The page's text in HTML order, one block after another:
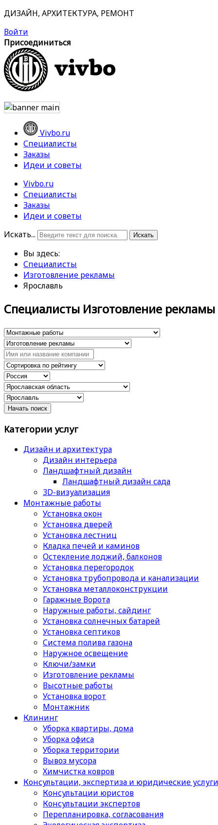
ДИЗАЙН, АРХИТЕКТУРА, РЕМОНТ
Войти
Присоединиться
Vivbo.ru
Специалисты
Заказы
Идеи и советы
Vivbo.ru
Специалисты
Заказы
Идеи и советы
Искать...
Искать
Вы здесь:
Специалисты
Изготовление рекламы
Ярославль
Специалисты Изготовление рекламы
Категории услуг
Дизайн и архитектура
Дизайн интерьера
Ландшафтный дизайн
Ландшафтный дизайн сада
3D-визуализация
Монтажные работы
Установка окон
Установка дверей
Установка лестниц
Кладка печей и каминов
Остекление лоджий, балконов
Установка перегородок
Установка трубопровода и канализации
Установка металлоконструкции
Гаражные Ворота
Наружные работы, сайдинг
Установка солнечных батарей
Установка септиков
Cистема полива газона
Наружное освещение
Ключи/замки
Изготовление рекламы
Высотные работы
Установка ворот
Монтажник
Клининг
Уборка квартиры, дома
Уборка офиса
Уборка территории
Вывоз мусора
Химчистка ковров
Консультации, экспертиза и юридические услуги
Консультации юристов
Консультации экспертов
Перепланировка, согласования